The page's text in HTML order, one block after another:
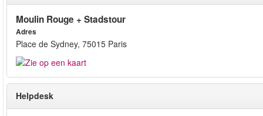
Moulin Rouge + Stadstour
Adres
Place de Sydney, 75015 Paris
Helpdesk